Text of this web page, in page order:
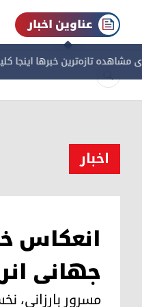
عناوین اخبار
مشاهده‌ تازه‌ترین خبرها اینجا
اخبار
انعکاس
جهانی
مسرور بارزانی،